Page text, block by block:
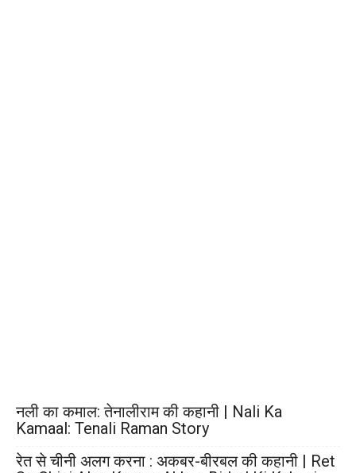
नली का कमाल: तेनालीराम की कहानी | Nali Ka
Kamaal: Tenali Raman Story
रेत से चीनी अलग करना : अकबर-बीरबल की कहानी | Ret